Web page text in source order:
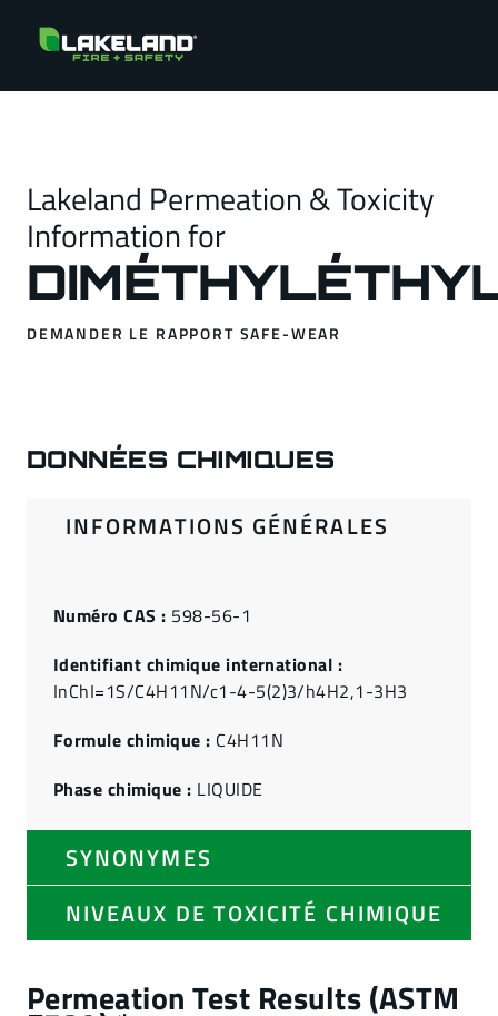
Lakeland Permeation & Toxicity
Information for
DEMANDER LE RAPPORT SAFE-WEAR
DONNÉES CHIMIQUES
INFORMATIONS GÉNÉRALES
SYNONYMES
NIVEAUX DE TOXICITÉ CHIMIQUE
Numéro CAS : 598-56-1
Identifiant chimique international :
InChI=1S/C4H11N/c1-4-5(2)3/h4H2,1-3H3
Formule chimique : C4H11N
Phase chimique : LIQUIDE